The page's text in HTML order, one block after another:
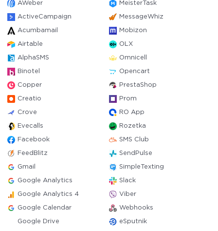
AWeber MeisterTask
ActiveCampaign MessageWhiz
Acumbamail Mobizon
Airtable OLX
AlphaSMS Omnicell
Binotel Opencart
Copper PrestaShop
Creatio Prom
Crove RO App
Evecalls Rozetka
Facebook SMS Club
FeedBlitz SendPulse
Gmail SimpleTexting
Google Analytics Slack
Google Analytics 4 Viber
Google Calendar Webhooks
Google Drive eSputnik